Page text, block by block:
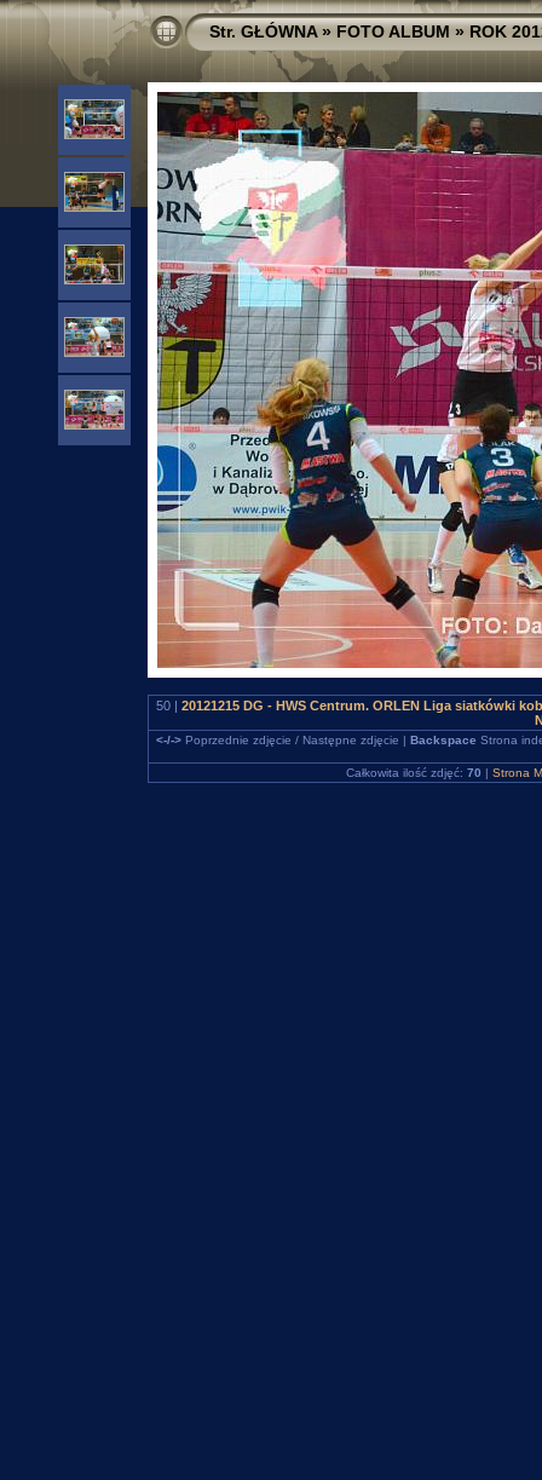
Str. GŁÓWNA»FOTO ALBUM»ROK
50 | 20121215 DG - HWS Centrum. ORLEN Liga siatkówki
<-/->Poprzednie zdjęcie / Następne zdjęcie | Backspace Strona
Całkowita ilość zdjęć: 70 | Strona